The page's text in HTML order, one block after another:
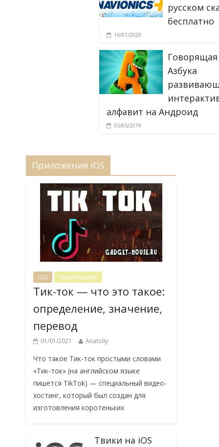
русском
бесплатно
16/01/2020
Говорящая
Азбука
алфавит на Андроид
05/05/2019
Приложения iOS
iOS Приложения
Тик-ток — что это такое:
определение, значение,
перевод
01/01/2021 Anatoliy
Что такое Тик-ток простыми словами
«Тик-ток» (на английском языке
пишется TikTok) — специальный видео-
хостинг, который был создан для
изготовления коротеньких
Твики на iOS